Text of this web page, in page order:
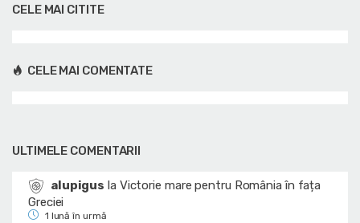
CELE MAI CITITE
CELE MAI COMENTATE
ULTIMELE COMENTARII
alupigus la Victorie mare pentru România în fața
Greciei
1 lună în urmă